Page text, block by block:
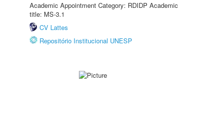
Academic Appointment Category: RDIDP Academic
title: MS-3.1
CV Lattes
Repositório Institucional UNESP